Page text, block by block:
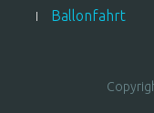
Ballonfahrt